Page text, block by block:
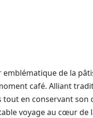
de la
café. Alliant
en conservant
voyage au cœur